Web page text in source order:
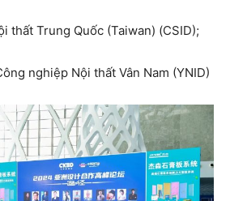
thất Trung Quốc (Taiwan) (CSID);
nghiệp Nội thất Vân Nam (YNID)